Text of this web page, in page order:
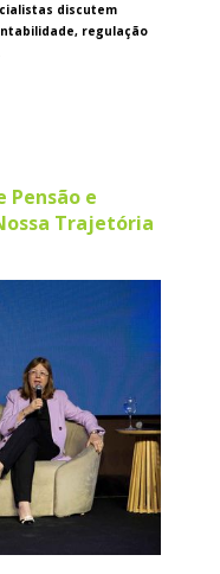
discutem
regulação
Pensão e
Trajetória